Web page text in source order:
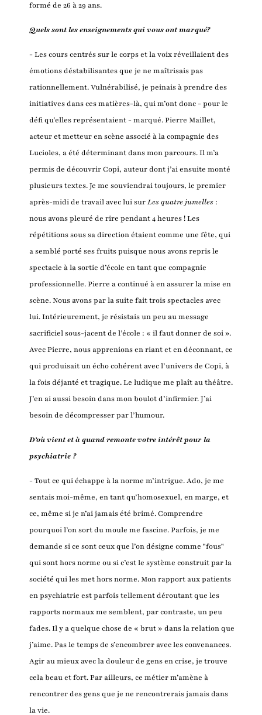
formé de 26 à 29 ans.
Quels sont les enseignements qui vous ont marqué?
- Les cours centrés sur le corps et la voix réveillaient des
émotions déstabilisantes que je ne maîtrisais pas
rationnellement. Vulnérabilisé, je peinais à prendre des
initiatives dans ces matières-là, qui m’ont donc - pour le
défi qu’elles représentaient - marqué. Pierre Maillet,
acteur et metteur en scène associé à la compagnie des
Lucioles, a été déterminant dans mon parcours. Il m’a
permis de découvrir Copi, auteur dont j’ai ensuite monté
plusieurs textes. Je me souviendrai toujours, le premier
après-midi de travail avec lui surLes quatre jumelles :
nous avons pleuré de rire pendant 4 heures ! Les
répétitions sous sa direction étaient comme une fête, qui
a semblé porté ses fruits puisque nous avons repris le
spectacle à la sortie d’école en tant que compagnie
professionnelle. Pierre a continué à en assurer la mise en
scène. Nous avons par la suite fait trois spectacles avec
lui. Intérieurement, je résistais un peu au message
sacrificiel sous-jacent de l’école : « il faut donner de soi ».
Avec Pierre, nous apprenions en riant et en déconnant, ce
qui produisait un écho cohérent avec l’univers de Copi, à
la fois déjanté et tragique. Le ludique me plaît au théâtre.
J’en ai aussi besoin dans mon boulot d’infirmier. J’ai
besoin de décompresser par l’humour.
D’où vient et à quand remonte votre intérêt pour la
psychiatrie ?
- Tout ce qui échappe à la norme m’intrigue. Ado, je me
sentais moi-même, en tant qu’homosexuel, en marge, et
ce, même si je n’ai jamais été brimé. Comprendre
pourquoi l’on sort du moule me fascine. Parfois, je me
demande si ce sont ceux que l’on désigne comme "fous"
qui sont hors norme ou si c’est le système construit par la
société qui les met hors norme. Mon rapport aux patients
en psychiatrie est parfois tellement déroutant que les
rapports normaux me semblent, par contraste, un peu
fades. Il y a quelque chose de « brut » dans la relation que
j’aime. Pas le temps de s’encombrer avec les convenances.
Agir au mieux avec la douleur de gens en crise, je trouve
cela beau et fort. Par ailleurs, ce métier m’amène à
rencontrer des gens que je ne rencontrerais jamais dans
la vie.